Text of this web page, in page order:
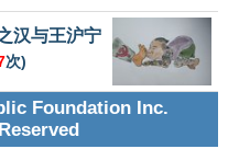
汉与王沪宁
次)
Foundation Inc.